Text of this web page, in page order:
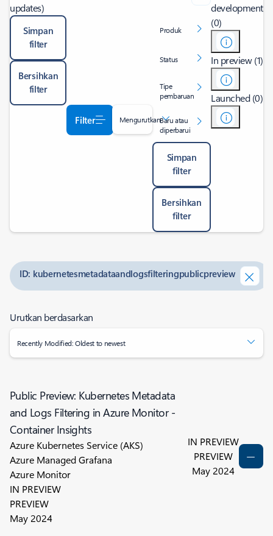
updates)
Simpan
filter
Bersihkan
filter
Filter Mengurutkan
Produk
Status
Tipe
pembaruan
Baru atau
diperbarui
Simpan
filter
Bersihkan
filter
development
(0)
In preview (1)
Launched (0)
ID: kubernetesmetadataandlogsfilteringpublicpreview
Urutkan berdasarkan
Recently Modified: Oldest to newest
Public Preview: Kubernetes Metadata
and Logs Filtering in Azure Monitor -
Container Insights
Azure Kubernetes Service (AKS)
Azure Managed Grafana
Azure Monitor
IN PREVIEW
PREVIEW
May 2024
IN PREVIEW
PREVIEW
May 2024